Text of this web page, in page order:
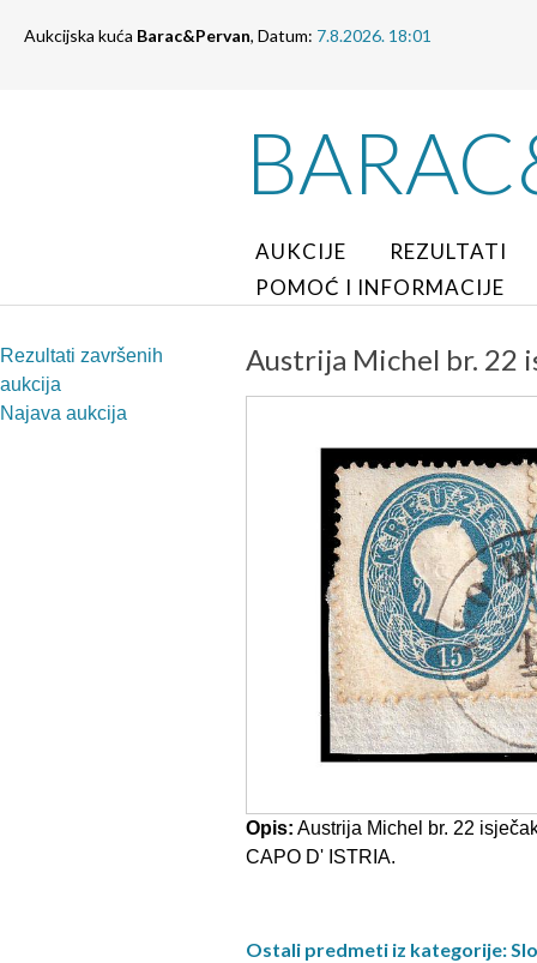
Aukcijska kuća Barac&Pervan, Datum: 7.8.2026. 18:01
AUKCIJE
REZULTATI
POMOĆ I INFORMACIJE
Rezultati završenih
aukcija
Najava aukcija
Austrija Michel br. 22
Opis: Austrija Michel br. 22
CAPO D' ISTRIA.
Ostali predmeti iz kategorije: